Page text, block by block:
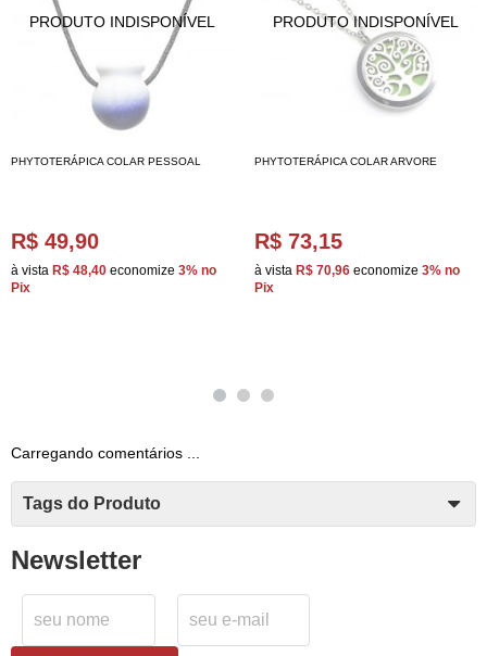
PHYTOTERÁPICA COLAR PESSOAL
R$ 49,90
à vista R$ 48,40 economize 3% no
Pix
PHYTOTERÁPICA COLAR ARVORE
R$ 73,15
à vista R$ 70,96 economize 3% no
Pix
Carregando comentários ...
Tags do Produto
Newsletter